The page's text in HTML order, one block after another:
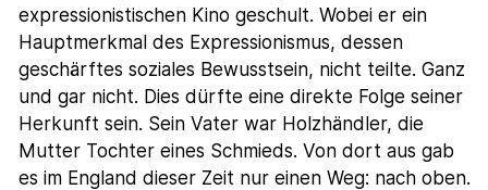
expressionistischen Kino geschult. Wobei er ein
Hauptmerkmal des Expressionismus, dessen
geschärftes soziales Bewusstsein, nicht teilte. Ganz
und gar nicht. Dies dürfte eine direkte Folge seiner
Herkunft sein. Sein Vater war Holzhändler, die
Mutter Tochter eines Schmieds. Von dort aus gab
es im England dieser Zeit nur einen Weg: nach oben.